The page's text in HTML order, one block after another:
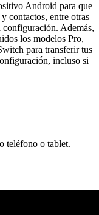
Android para que
contactos, entre otras
configuración. Además,
los modelos Pro,
para transferir tus
incluso si
teléfono o tablet.